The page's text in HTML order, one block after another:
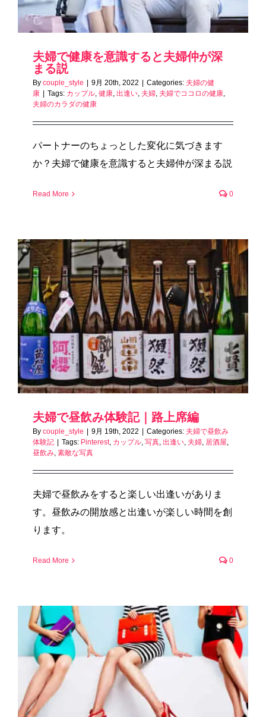
夫婦で健康を意識すると夫婦仲が深
まる説
By couple_style 9月 20th, 2022 Categories: 夫婦の健
康
Tags: カップル, 健康, 出逢い, 夫婦, 夫婦でココロの健康,
夫婦のカラダの健康
パートナーのちょっとした変化に気づきます
か？夫婦で健康を意識すると夫婦仲が深まる説
Read More 0
夫婦で昼飲み体験記｜路上席編
By couple_style 9月 19th, 2022 Categories: 夫婦で昼飲み
体験記
Tags: Pinterest, カップル, 写真, 出逢い, 夫婦, 居酒屋,
昼飲み, 素敵な写真
夫婦で昼飲みをすると楽しい出逢いがありま
す。昼飲みの開放感と出逢いが楽しい時間を創
ります。
Read More 0